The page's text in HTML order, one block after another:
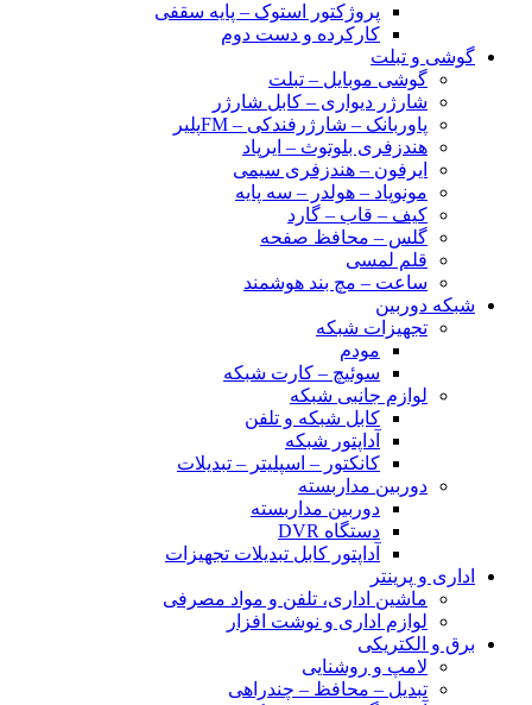
پروژکتور استوک – پایه سقفی
کارکرده و دست دوم
گوشی و تبلت
گوشی موبایل – تبلت
شارژر دیواری – کابل شارژر
پاوربانک – شارژرفندکی – FMپلیر
هندزفری بلوتوث – ایرپاد
ایرفون – هندزفری سیمی
مونوپاد – هولدر – سه پایه
کیف – قاب – گارد
گلس – محافظ صفحه
قلم لمسی
ساعت – مچ بند هوشمند
شبکه دوربین
تجهیزات شبکه
مودم
سوئیچ – کارت شبکه
لوازم جانبی شبکه
کابل شبکه و تلفن
آداپتور شبکه
کانکتور – اسپلیتر – تبدیلات
دوربین مداربسته
دوربین مداربسته
دستگاه DVR
آداپتور کابل تبدیلات تجهیزات
اداری و پرینتر
ماشین اداری، تلفن و مواد مصرفی
لوازم اداری و نوشت افزار
برق و الکتریکی
لامپ و روشنایی
تبدیل – محافظ – چندراهی